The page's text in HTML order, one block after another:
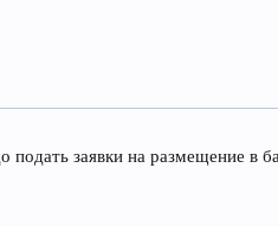
подать заявки на размещение в